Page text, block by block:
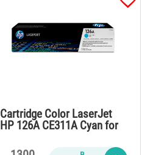
Cartridge Color LaserJet
HP 126A CE311A Cyan for
(1000 pages)